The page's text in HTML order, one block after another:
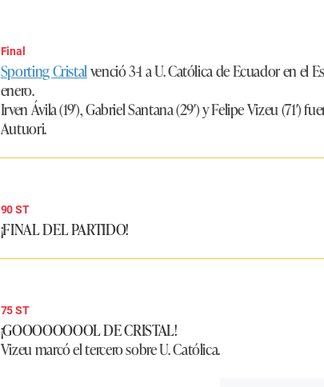
Final
Sporting Cristalvenció 3-1 a U. Católicade Ecuador en el
enero.
Irven Ávila (19′), Gabriel Santana (29′) y Felipe Vizeu
Autuori.
90 ST
¡FINAL DEL PARTIDO!
75 ST
¡GOOOOOOOOL DE CRISTAL!
Vizeu marcó el tercero sobre U. Católica.